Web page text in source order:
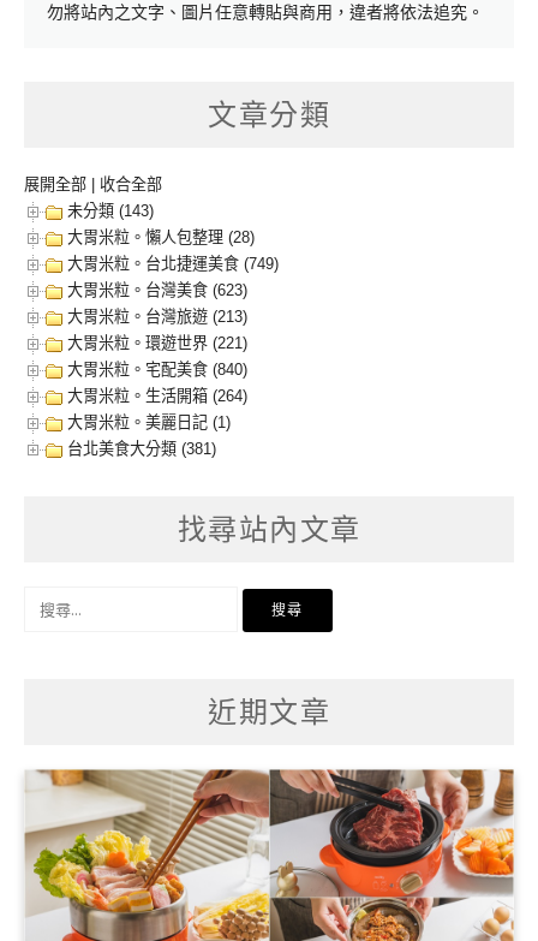
勿將站內之文字、圖片任意轉貼與商用，違者將依法追究。
文章分類
展開全部
收合全部
未分類 (143)
大胃米粒。懶人包整理 (28)
大胃米粒。台北捷運美食 (749)
大胃米粒。台灣美食 (623)
大胃米粒。台灣旅遊 (213)
大胃米粒。環遊世界 (221)
大胃米粒。宅配美食 (840)
大胃米粒。生活開箱 (264)
大胃米粒。美麗日記 (1)
台北美食大分類 (381)
找尋站內文章
近期文章